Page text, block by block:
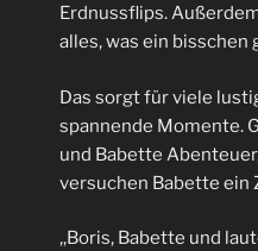
Erdnussflips.
alles, was ein bisschen
Das sorgt für viele
spannende Momente.
und Babette
versuchen Babette ein
,,Boris, Babette und